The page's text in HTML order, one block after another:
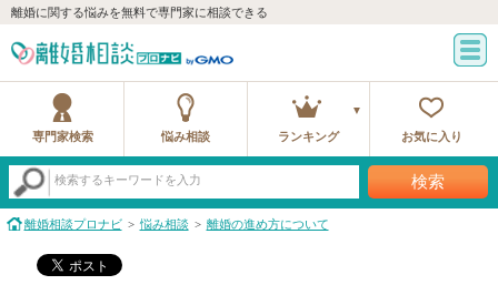
離婚に関する悩みを無料で専門家に相談できる
専門家検索 悩み相談 ランキング お気に入り
検索するキーワードを入力 検索
離婚相談プロナビ 悩み相談 離婚の進め方について